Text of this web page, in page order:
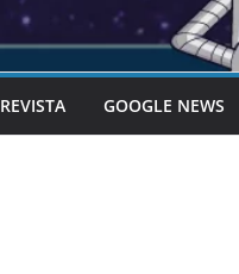
REVISTA GOOGLE NEWS